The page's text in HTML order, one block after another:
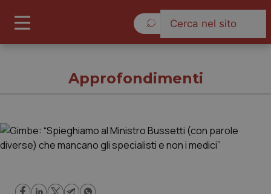
Approfondimenti